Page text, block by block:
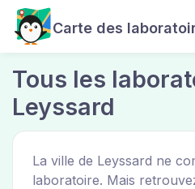
Carte des
Tous les
Leyssard
La ville de Leyssard ne
laboratoire. Mais